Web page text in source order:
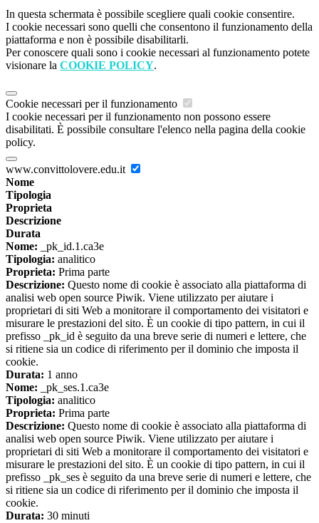
In questa schermata è possibile scegliere quali cookie consentire.
I cookie necessari sono quelli che consentono il funzionamento della
piattaforma e non è possibile disabilitarli.
Per conoscere quali sono i cookie necessari al funzionamento potete
visionare la COOKIE POLICY.
Cookie necessari per il funzionamento
I cookie necessari per il funzionamento non possono essere
disabilitati. È possibile consultare l'elenco nella pagina della cookie
policy.
www.convittolovere.edu.it
Nome
Tipologia
Proprieta
Descrizione
Durata
Nome: _pk_id.1.ca3e
Tipologia: analitico
Proprieta: Prima parte
Descrizione: Questo nome di cookie è associato alla piattaforma di
analisi web open source Piwik. Viene utilizzato per aiutare i
proprietari di siti Web a monitorare il comportamento dei visitatori e
misurare le prestazioni del sito. È un cookie di tipo pattern, in cui il
prefisso _pk_id è seguito da una breve serie di numeri e lettere, che
si ritiene sia un codice di riferimento per il dominio che imposta il
cookie.
Durata: 1 anno
Nome: _pk_ses.1.ca3e
Tipologia: analitico
Proprieta: Prima parte
Descrizione: Questo nome di cookie è associato alla piattaforma di
analisi web open source Piwik. Viene utilizzato per aiutare i
proprietari di siti Web a monitorare il comportamento dei visitatori e
misurare le prestazioni del sito. È un cookie di tipo pattern, in cui il
prefisso _pk_ses è seguito da una breve serie di numeri e lettere, che
si ritiene sia un codice di riferimento per il dominio che imposta il
cookie.
Durata: 30 minuti